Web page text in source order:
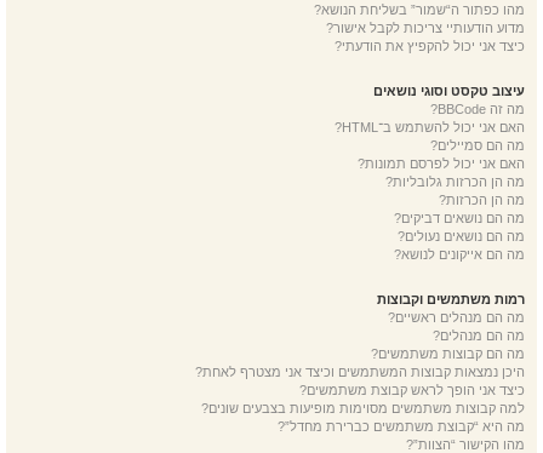
מהו כפתור ה“שמור” בשליחת הנושא?
מדוע הודעותיי צריכות לקבל אישור?
כיצד אני יכול להקפיץ את הודעתי?
עיצוב טקסט וסוגי נושאים
מה זה BBCode?
האם אני יכול להשתמש ב־HTML?
מה הם סמיילים?
האם אני יכול לפרסם תמונות?
מה הן הכרזות גלובליות?
מה הן הכרזות?
מה הם נושאים דביקים?
מה הם נושאים נעולים?
מה הם אייקונים לנושא?
רמות משתמשים וקבוצות
מה הם מנהלים ראשיים?
מה הם מנהלים?
מה הם קבוצות משתמשים?
היכן נמצאות קבוצות המשתמשים וכיצד אני מצטרף לאחת?
כיצד אני הופך לראש קבוצת משתמשים?
למה קבוצות משתמשים מסוימות מופיעות בצבעים שונים?
מה היא “קבוצת משתמשים כברירת מחדל”?
מהו הקישור “הצוות”?